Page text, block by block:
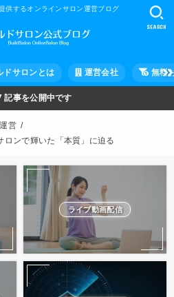
供するオンラインサロン運営ブログ
ドサロンとは 運営会社 無料
SEARCH
記事を公開中です
営
ロンで輝いた「本質」に迫る
ライブ動画配信